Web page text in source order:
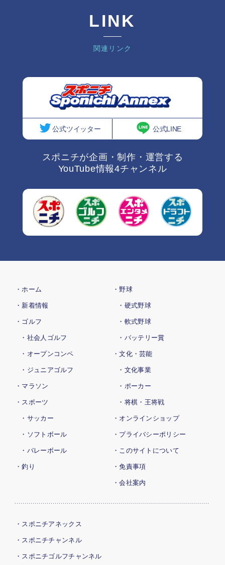
LINK
関連リンク
公式ツイッター 公式LINE
スポニチが企画・制作・運営する
YouTube情報4チャンネル
・ホーム
・新着情報
・ゴルフ
・社会人ゴルフ
・オープンコンペ
・ジュニアゴルフ
・マラソン
・スポーツ
・サッカー
・ソフトボール
・バレーボール
・釣り
・野球
・硬式野球
・軟式野球
・バッテリー賞
・文化・芸能
・文化事業
・ポーカー
・将棋・王将戦
・オンラインショップ
・プライバシーポリシー
・このサイトについて
・免責事項
・会社案内
・スポニチアネックス
・スポニチチャンネル
・スポニチゴルフチャンネル